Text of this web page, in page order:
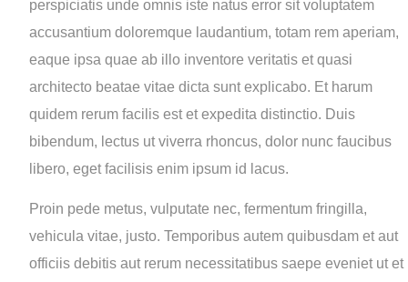
perspiciatis unde omnis iste natus error sit voluptatem
accusantium doloremque laudantium, totam rem aperiam,
eaque ipsa quae ab illo inventore veritatis et quasi
architecto beatae vitae dicta sunt explicabo. Et harum
quidem rerum facilis est et expedita distinctio. Duis
bibendum, lectus ut viverra rhoncus, dolor nunc faucibus
libero, eget facilisis enim ipsum id lacus.
Proin pede metus, vulputate nec, fermentum fringilla,
vehicula vitae, justo. Temporibus autem quibusdam et aut
officiis debitis aut rerum necessitatibus saepe eveniet ut et